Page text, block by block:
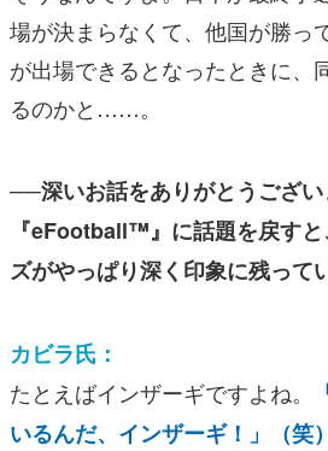
場が決まらなくて、他国が勝っ
が出場できるとなったときに、
るのかと……。
──深いお話をありがとうござい
『eFootball™︎』に話題を戻す
ズがやっぱり深く印象に残って
カビラ氏：
たとえばインザーギですよね。
いるんだ、インザーギ！」（笑